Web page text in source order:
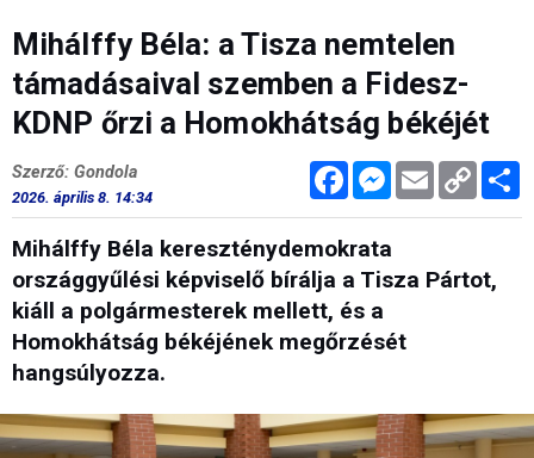
Mihálffy Béla: a Tisza nemtelen
támadásaival szemben a Fidesz-
KDNP őrzi a Homokhátság békéjét
FacebookMessenger
Email Copy
Link
Szerző: Gondola
2026. április 8. 14:34
Mihálffy Béla kereszténydemokrata
országgyűlési képviselő bírálja a Tisza Pártot,
kiáll a polgármesterek mellett, és a
Homokhátság békéjének megőrzését
hangsúlyozza.